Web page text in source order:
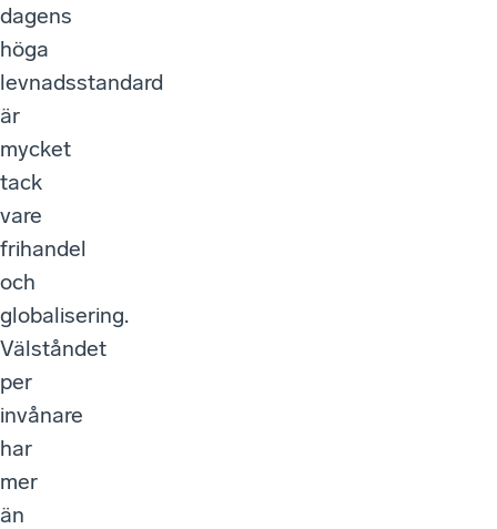
dagens
höga
levnadsstandard
är
mycket
tack
vare
frihandel
och
globalisering.
Välståndet
per
invånare
har
mer
än